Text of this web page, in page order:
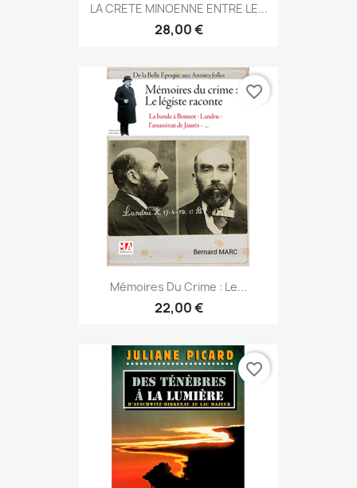
LA CRETE MINOENNE ENTRE LE...
28,00 €
Mémoires Du Crime : Le...
22,00 €
favorite_border
favorite_border